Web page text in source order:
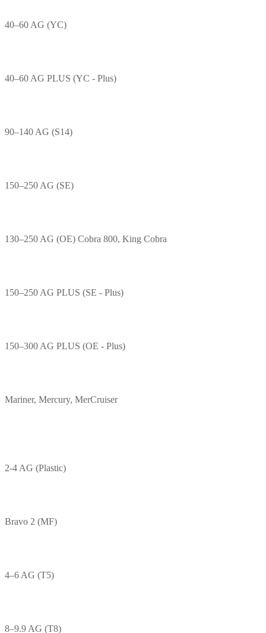
40–60 AG (YC)
40–60 AG PLUS (YC - Plus)
90–140 AG (S14)
150–250 AG (SE)
130–250 AG (OE) Cobra 800, King Cobra
150–250 AG PLUS (SE - Plus)
150–300 AG PLUS (OE - Plus)
Mariner, Mercury, MerCruiser
2-4 AG (Plastic)
Bravo 2 (MF)
4–6 AG (T5)
8–9.9 AG (T8)